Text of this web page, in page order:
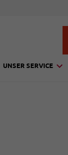
UNSER SERVICE